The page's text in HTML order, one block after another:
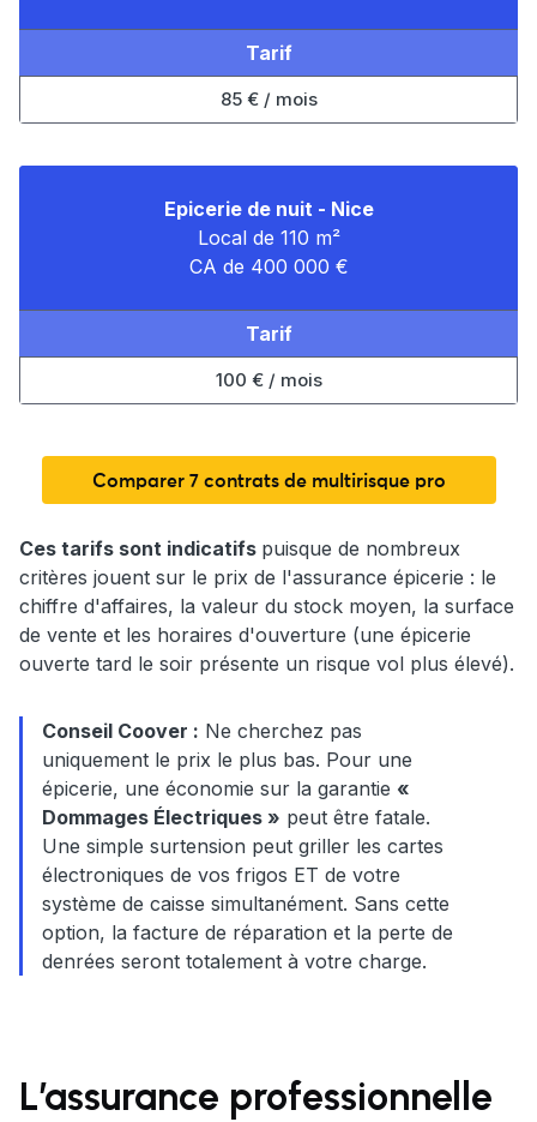
Tarif
85 € / mois
Epicerie de nuit - Nice
Local de 110 m²
CA de 400 000 €
Tarif
100 € / mois
Comparer 7 contrats de multirisque pro
Ces tarifs sont indicatifs puisque de nombreux
critères jouent sur le prix de l'assurance épicerie : le
chiffre d'affaires, la valeur du stock moyen, la surface
de vente et les horaires d'ouverture (une épicerie
ouverte tard le soir présente un risque vol plus élevé).
Conseil Coover : Ne cherchez pas
uniquement le prix le plus bas. Pour une
épicerie, une économie sur la garantie «
Dommages Électriques » peut être fatale.
Une simple surtension peut griller les cartes
électroniques de vos frigos ET de votre
système de caisse simultanément. Sans cette
option, la facture de réparation et la perte de
denrées seront totalement à votre charge.
L’assurance professionnelle